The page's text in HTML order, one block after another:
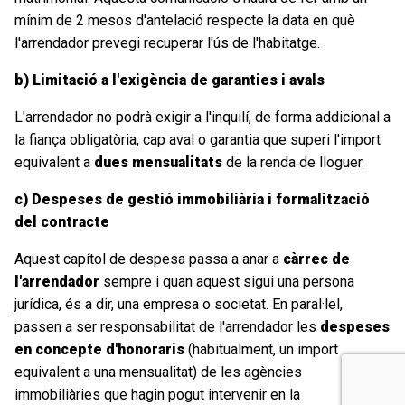
mínim de 2 mesos d'antelació respecte la data en què
l'arrendador prevegi recuperar l'ús de l'habitatge.
b) Limitació a l'exigència de garanties i avals
L'arrendador no podrà exigir a l'inquilí, de forma addicional a
la fiança obligatòria, cap aval o garantia que superi l'import
equivalent a dues mensualitats de la renda de lloguer.
c) Despeses de gestió immobiliària i formalització
del contracte
Aquest capítol de despesa passa a anar a càrrec de
l'arrendador sempre i quan aquest sigui una persona
jurídica, és a dir, una empresa o societat. En paral·lel,
passen a ser responsabilitat de l'arrendador les despeses
en concepte d'honoraris (habitualment, un import
equivalent a una mensualitat) de les agències
immobiliàries que hagin pogut intervenir en la